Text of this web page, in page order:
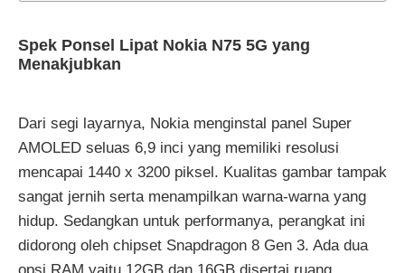
Spek Ponsel Lipat Nokia N75 5G yang
Menakjubkan
Dari segi layarnya, Nokia menginstal panel Super
AMOLED seluas 6,9 inci yang memiliki resolusi
mencapai 1440 x 3200 piksel. Kualitas gambar tampak
sangat jernih serta menampilkan warna-warna yang
hidup. Sedangkan untuk performanya, perangkat ini
didorong oleh chipset Snapdragon 8 Gen 3. Ada dua
opsi RAM yaitu 12GB dan 16GB disertai ruang